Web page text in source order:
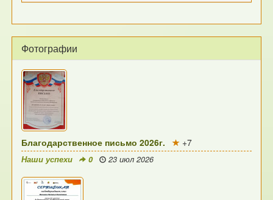
Фотографии
Благодарственное письмо 2026г. +7
Наши успехи 0 23 июл 2026